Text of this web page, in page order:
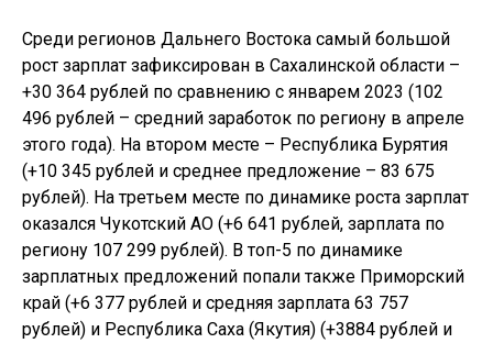
Среди регионов Дальнего Востока самый большой
рост зарплат зафиксирован в Сахалинской области –
+30 364 рублей по сравнению с январем 2023 (102
496 рублей – средний заработок по региону в апреле
этого года). На втором месте – Республика Бурятия
(+10 345 рублей и среднее предложение – 83 675
рублей). На третьем месте по динамике роста зарплат
оказался Чукотский АО (+6 641 рублей, зарплата по
региону 107 299 рублей). В топ-5 по динамике
зарплатных предложений попали также Приморский
край (+6 377 рублей и средняя зарплата 63 757
рублей) и Республика Саха (Якутия) (+3884 рублей и